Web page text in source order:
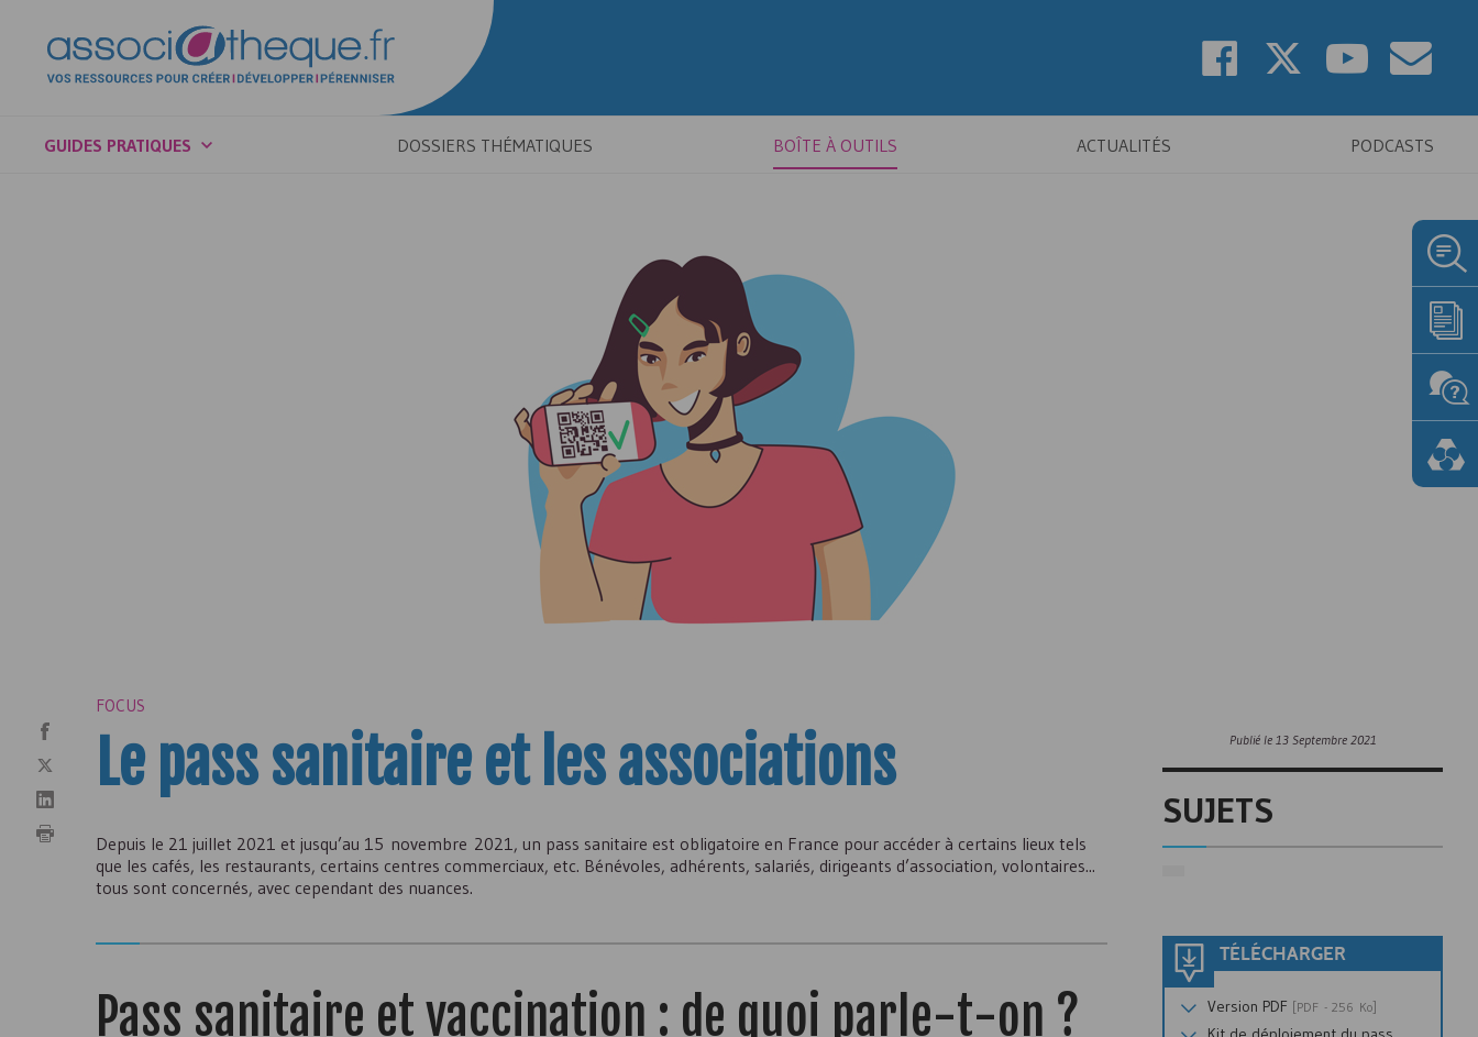
GUIDES PRATIQUES DOSSIERS THÉMATIQUES BOÎTE À OUTILS ACTUALITÉS PODCASTS
FOCUS
Le pass sanitaire et les associations
Depuis le 21 juillet 2021 et jusqu’au 15 novembre 2021, un pass sanitaire est obligatoire en France pour accéder à certains lieux tels
que les cafés, les restaurants, certains centres commerciaux, etc. Bénévoles, adhérents, salariés, dirigeants d’association, volontaires...
tous sont concernés, avec cependant des nuances.
Pass sanitaire et vaccination : de quoi parle-t-on ?
Publié le 13 Septembre 2021
SUJETS
TÉLÉCHARGER
Version PDF [PDF - 256 Ko]